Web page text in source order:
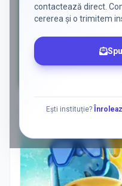
contactează direct.
cererea și o trimitem
Ești instituție?